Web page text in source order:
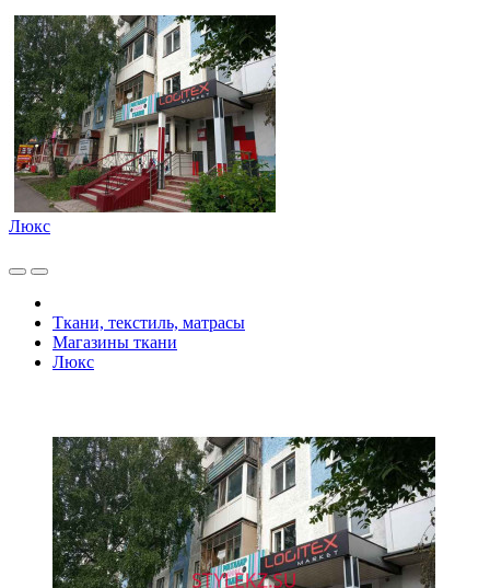
Люкс
Ткани, текстиль, матрасы
Магазины ткани
Люкс